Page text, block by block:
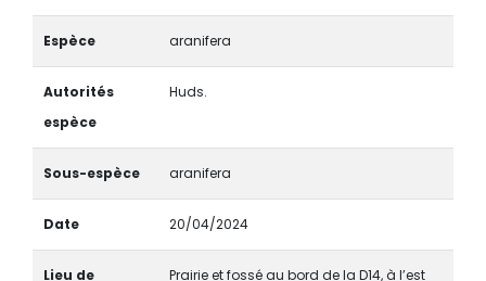
Espèce aranifera
Autorités
espèce
Huds.
Sous-espèce aranifera
Date 20/04/2024
Lieu de
Prairie et fossé au bord de la D14, à l’est